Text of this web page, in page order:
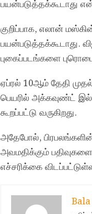
பயன்படுத்தக்கூடாது
குறிப்பாக, எலான்
பயன்படுத்தக்கூடாது.
புகைப்படங்களை
ஏப்ரல் 10ஆம் தேதி
பெயரில் அக்கவுண்ட்
கூறப்பட்டு வருகிறது.
அதேபோல்,
அவமதிக்கும்
எச்சரிக்கை